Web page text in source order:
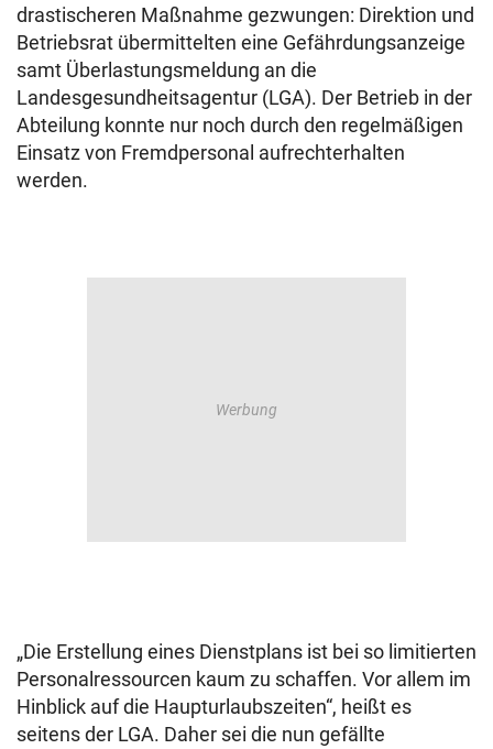
drastischeren Maßnahme gezwungen: Direktion und
Betriebsrat übermittelten eine Gefährdungsanzeige
samt Überlastungsmeldung an die
Landesgesundheitsagentur (LGA). Der Betrieb in der
Abteilung konnte nur noch durch den regelmäßigen
Einsatz von Fremdpersonal aufrechterhalten
werden.
„Die Erstellung eines Dienstplans ist bei so limitierten
Personalressourcen kaum zu schaffen. Vor allem im
Hinblick auf die Haupturlaubszeiten“, heißt es
seitens der LGA. Daher sei die nun gefällte